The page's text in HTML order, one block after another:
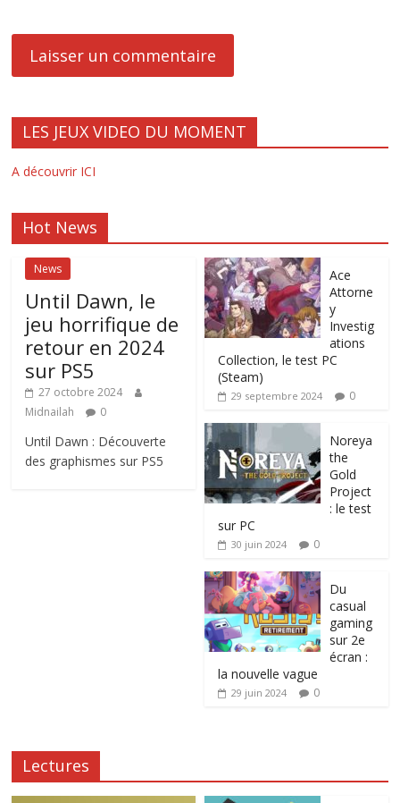
LES JEUX VIDEO DU MOMENT
A découvrir ICI
Hot News
News
Until Dawn, le
jeu horrifique de
retour en 2024
sur PS5
27 octobre 2024
Midnailah
0
Until Dawn : Découverte
des graphismes sur PS5
Ace
Attorne
y
Investig
ations
Collection, le test PC
(Steam)
29 septembre 2024 0
Noreya
the
Gold
Project
: le test
sur PC
30 juin 2024 0
Du
casual
gaming
sur 2e
écran :
la nouvelle vague
29 juin 2024 0
Lectures